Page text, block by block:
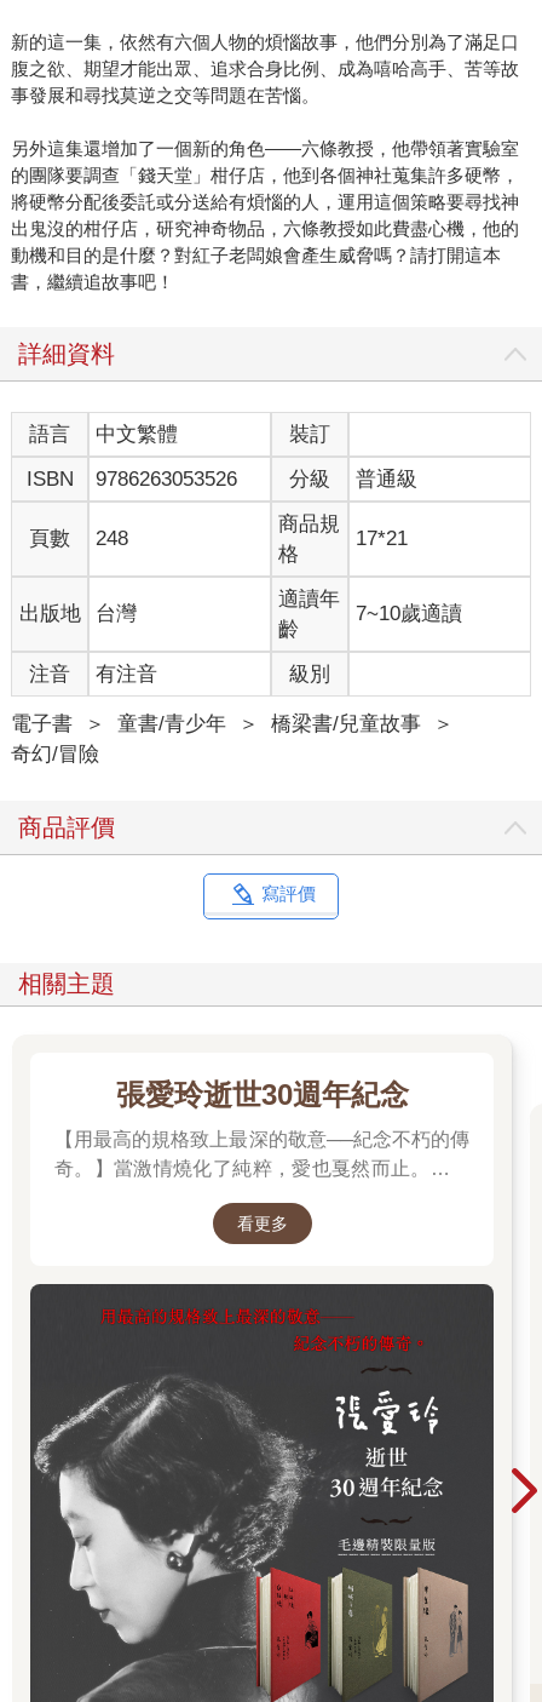
新的這一集，依然有六個人物的煩惱故事，他們分別為了滿足口
腹之欲、期望才能出眾、追求合身比例、成為嘻哈高手、苦等故
事發展和尋找莫逆之交等問題在苦惱。
另外這集還增加了一個新的角色——六條教授，他帶領著實驗室
的團隊要調查「錢天堂」柑仔店，他到各個神社蒐集許多硬幣，
將硬幣分配後委託或分送給有煩惱的人，運用這個策略要尋找神
出鬼沒的柑仔店，研究神奇物品，六條教授如此費盡心機，他的
動機和目的是什麼？對紅子老闆娘會產生威脅嗎？請打開這本
書，繼續追故事吧！
詳細資料
語言 中文繁體
裝訂
ISBN
9786263053526 分級 普通級
頁數 248
商品規
格
17*21
出版地 台灣
適讀年
齡
7~10歲適讀
注音 有注音 級別
電子書 ＞ 童書/青少年 ＞ 橋梁書/兒童故事
＞
奇幻/冒險
商品評價
寫評價
相關主題
張愛玲逝世30週年紀念
【用最高的規格致上最深的敬意──紀念不朽的傳
奇。】當激情燒化了純粹，愛也戛然而止。透視
看更多